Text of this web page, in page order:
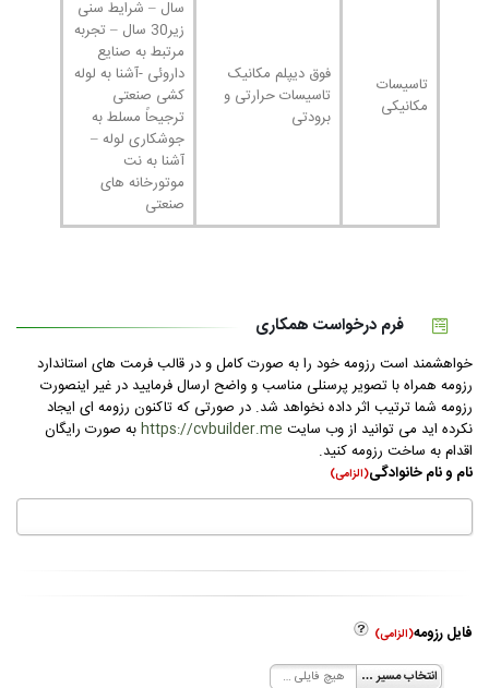
تاسیسات
مکانیکی
فوق دیپلم مکانیک
تاسیسات حرارتی و
برودتی
سال – شرایط سنی
زیر30 سال – تجربه
مرتبط به صنایع
داروئی -آشنا به لوله
کشی صنعتی
ترجیحاً مسلط به
جوشکاری لوله –
آشنا به نت
موتورخانه های
صنعتی
فرم درخواست همکاری
خواهشمند است رزومه خود را به صورت کامل و در قالب فرمت های استاندارد
رزومه همراه با تصویر پرسنلی مناسب و واضح ارسال فرمایید در غیر اینصورت
رزومه شما ترتیب اثر داده نخواهد شد. در صورتی که تاکنون رزومه ای ایجاد
نکرده اید می توانید از وب سایت https://cvbuilder.meبه صورت رایگان
اقدام به ساخت رزومه کنید.
نام و نام خانوادگی(الزامی)
فایل رزومه(الزامی)
هیچ فایلی انتخاب نشده است
انتخاب مسیر …